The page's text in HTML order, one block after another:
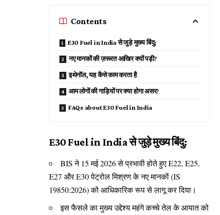
Contents
E30 Fuel in India से जुड़े मुख्य बिंदु:
नए मानकों की ज़रूरत आखिर क्यों पड़ी?
इथेनॉल, यह कैसे काम करता है
आम लोगों की गाड़ियों पर क्या होगा असर?
FAQs about E30 Fuel in India
E30 Fuel in India से जुड़े मुख्य बिंदु:
BIS ने 15 मई 2026 से प्रभावी होते हुए E22, E25,
E27 और E30 पेट्रोल मिश्रण के नए मानकों (IS
19850:2026) को आधिकारिक रूप से लागू कर दिया।
इस फैसले का मुख्य उद्देश्य महंगे कच्चे तेल के आयात को